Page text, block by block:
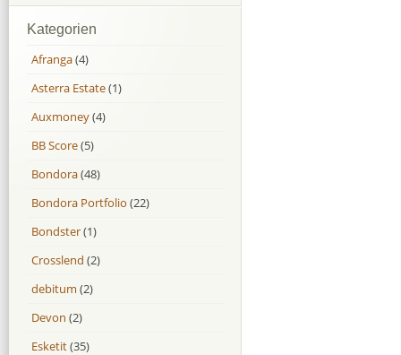
Kategorien
Afranga(4)
Asterra Estate(1)
Auxmoney(4)
BB Score(5)
Bondora(48)
Bondora Portfolio (22)
Bondster(1)
Crosslend (2)
debitum (2)
Devon (2)
Esketit(35)